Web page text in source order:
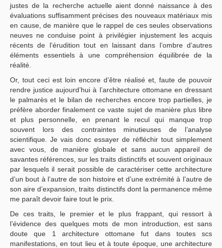
justes de la recherche actuelle aient donné naissance à des
évaluations suffisamment précises des nouveaux matériaux mis
en cause, de manière que le rappel de ces seules observations
neuves ne conduise point à privilégier injustement les acquis
récents de l’érudition tout en laissant dans l’ombre d’autres
éléments essentiels à une compréhension équilibrée de la
réalité.
Or, tout ceci est loin encore d’être réalisé et, faute de pouvoir
rendre justice aujourd’hui à l’architecture ottomane en dressant
le palmarès et le bilan de recherches encore trop partielles, je
préfère aborder finalement ce vaste sujet de manière plus libre
et plus personnelle, en prenant le recul qui manque trop
souvent lors des contraintes minutieuses de l’analyse
scientifique. Je vais donc essayer de réfléchir tout simplement
avec vous, de manière globale et sans aucun appareil de
savantes références, sur les traits distinctifs et souvent originaux
par lesquels il serait possible de caractériser cette architecture
d’un bout à l’autre de son histoire et d’une extrémité à l’autre de
son aire d’expansion, traits distinctifs dont la permanence même
me paraît devoir faire tout le prix.
De ces traits, le premier et le plus frappant, qui ressort à
l’évidence des quelques mots de mon introduction, est sans
doute que 1 architecture ottomane fut dans toutes scs
manifestations, en tout lieu et à toute époque, une architecture